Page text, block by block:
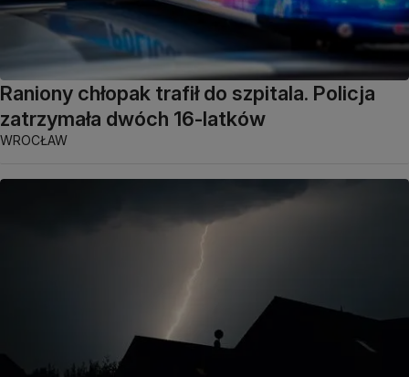
Raniony chłopak trafił do szpitala. Policja
zatrzymała dwóch 16-latków
WROCŁAW